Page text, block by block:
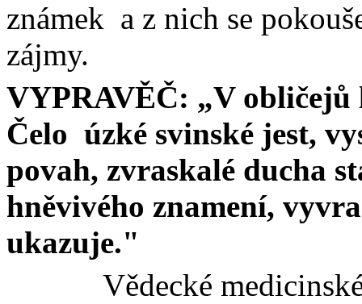
známek a z nich se
zájmy.
VYPRAVĚČ: „V
Čelo úzké svinské jest,
povah, zvraskalé ducha
hněvivého znamení,
ukazuje."
Vědecké